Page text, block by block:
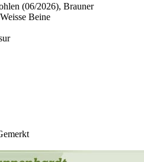
(06/2026), Brauner
Beine